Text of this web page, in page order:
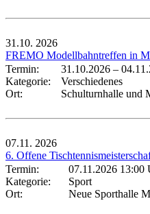
31.10. 2026
FREMO Modellbahntreffen in
Termin:
31.10.2026 –
Kategorie:
Verschiedenes
Ort:
Schulturnhalle und
07.11. 2026
6. Offene
Termin:
07.11.2026 13:00
Kategorie:
Sport
Ort:
Neue Sporthalle